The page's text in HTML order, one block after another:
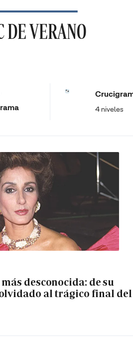
DE VERANO
4 niveles
desconocida: de su
al trágico final del